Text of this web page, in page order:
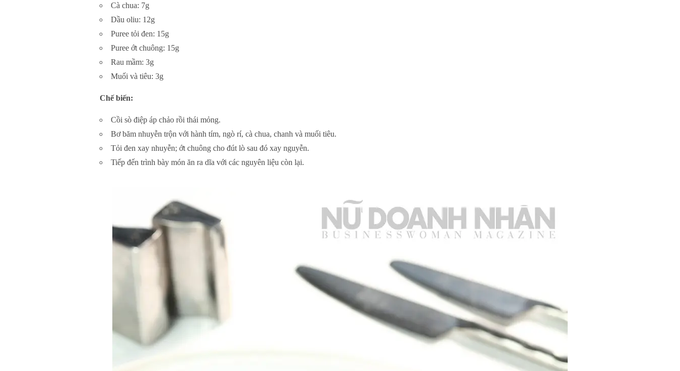
Cà chua: 7g
Dầu oliu: 12g
Puree tỏi đen: 15g
Puree ớt chuông: 15g
Rau mầm: 3g
Muối và tiêu: 3g
Chế biến:
Cồi sò điệp áp chảo rồi thái mỏng.
Bơ băm nhuyễn trộn với hành tím, ngò rí, cà chua, chanh và muối tiêu.
Tỏi đen xay nhuyễn; ớt chuông cho đút lò sau đó xay nguyễn.
Tiếp đến trình bày món ăn ra dĩa với các nguyên liệu còn lại.